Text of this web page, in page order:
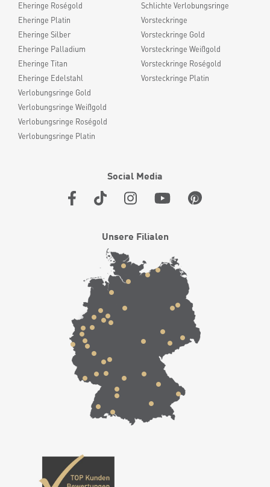
Eheringe Roségold
Eheringe Platin
Eheringe Silber
Eheringe Palladium
Eheringe Titan
Eheringe Edelstahl
Verlobungsringe Gold
Verlobungsringe Weißgold
Verlobungsringe Roségold
Verlobungsringe Platin
Schlichte Verlobungsringe
Vorsteckringe
Vorsteckringe Gold
Vorsteckringe Weißgold
Vorsteckringe Roségold
Vorsteckringe Platin
Social Media
Unsere Filialen